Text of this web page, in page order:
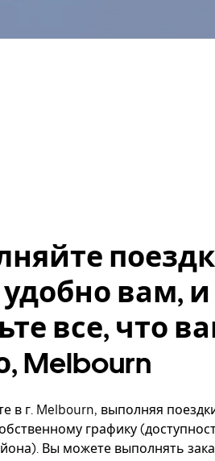
удобно вам, и
все, что
Melbourn
в г. Melbourn, выполняя
графику
Вы можете выполнять